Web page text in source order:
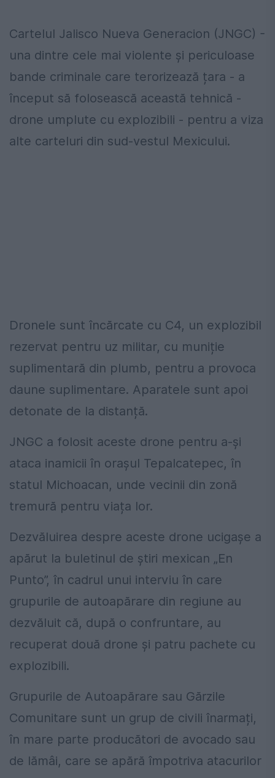
Cartelul Jalisco Nueva Generacion (JNGC) -
una dintre cele mai violente și periculoase
bande criminale care terorizează țara - a
început să folosească această tehnică -
drone umplute cu explozibili - pentru a viza
alte carteluri din sud-vestul Mexicului.
Dronele sunt încărcate cu C4, un explozibil
rezervat pentru uz militar, cu muniție
suplimentară din plumb, pentru a provoca
daune suplimentare. Aparatele sunt apoi
detonate de la distanță.
JNGC a folosit aceste drone pentru a-și
ataca inamicii în orașul Tepalcatepec, în
statul Michoacan, unde vecinii din zonă
tremură pentru viața lor.
Dezvăluirea despre aceste drone ucigașe a
apărut la buletinul de știri mexican „En
Punto”, în cadrul unui interviu în care
grupurile de autoapărare din regiune au
dezvăluit că, după o confruntare, au
recuperat două drone și patru pachete cu
explozibili.
Grupurile de Autoapărare sau Gărzile
Comunitare sunt un grup de civili înarmați,
în mare parte producători de avocado sau
de lămâi, care se apără împotriva atacurilor